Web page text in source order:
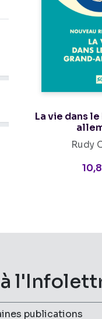
La vie dans
Rudy
publications